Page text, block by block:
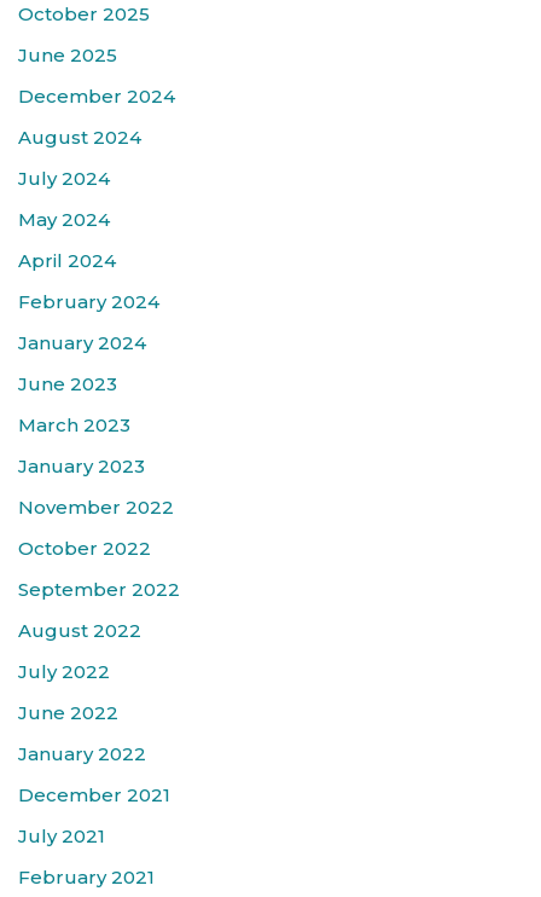
October 2025
June 2025
December 2024
August 2024
July 2024
May 2024
April 2024
February 2024
January 2024
June 2023
March 2023
January 2023
November 2022
October 2022
September 2022
August 2022
July 2022
June 2022
January 2022
December 2021
July 2021
February 2021